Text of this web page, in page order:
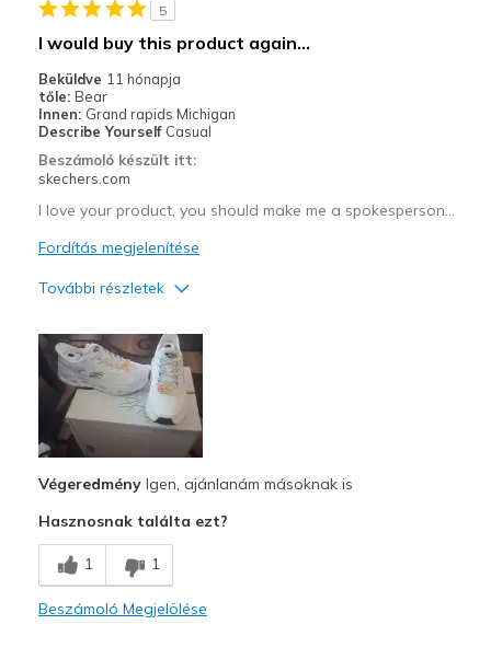
Feels true to width
Sizing
Feels half size too small
View On Shoes
I'm Really Into Shoes
5
I would buy this product again...
Beküldve 11 hónapja
tőle: Bear
Innen: Grand rapids Michigan
Describe Yourself Casual
Beszámoló készült itt:
skechers.com
I love your product, you should make me a spokesperson...
Fordítás megjelenítése
További részletek
Attractive Design
Comfortable
Legjobb használat
Casual Wear
Travel
Width
VégeredményIgen, ajánlanám másoknak is
Hasznosnak találta ezt?
1 1
Beszámoló Megjelölése